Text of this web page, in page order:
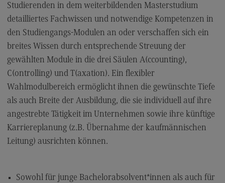
Berufsperspektiven
Kontakt
Digital Business Management
Modulangebot
Berufsperspektiven
Kontakt
Digitalisierung in der Sozialen Arbeit
Studierenden in dem weiterbildenden Masterstudium
detailliertes Fachwissen und notwendige Kompetenzen in
den Studiengangs-Modulen an oder verschaffen sich ein
breites Wissen durch entsprechende Streuung der
gewählten Module in die drei Säulen A(ccounting),
C(ontrolling) und T(axation). Ein flexibler
Wahlmodulbereich ermöglicht ihnen die gewünschte Tiefe
als auch Breite der Ausbildung, die sie individuell auf ihre
angestrebte Tätigkeit im Unternehmen sowie ihre künftige
Karriereplanung (z.B. Übernahme der kaufmännischen
Leitung) ausrichten können.
Sowohl für junge Bachelorabsolvent*innen als auch für